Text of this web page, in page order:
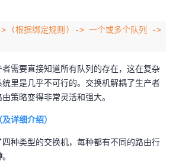
(根据绑定规则) -> 一个或多个队列 ->
需要直接知道所有队列的存在，这在复杂
里是几乎不可行的。交换机解耦了生产者
策略变得非常灵活和强大。
详细介绍）
种类型的交换机，每种都有不同的路由行
。